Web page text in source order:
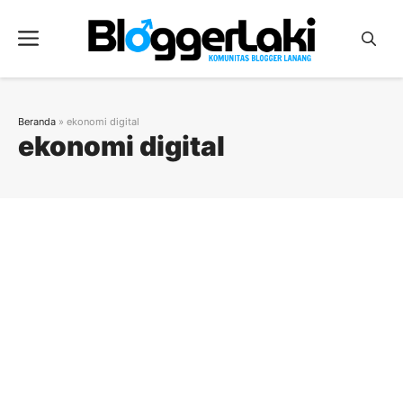
Menu
ekonomi digital
Beranda » ekonomi digital